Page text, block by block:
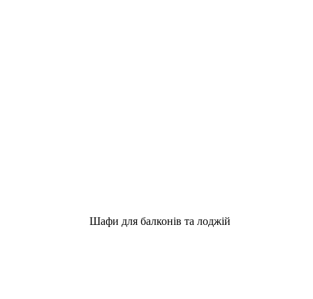
Шафи для балконів та лоджій